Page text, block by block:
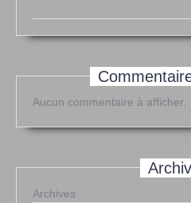
Aucun commentaire à afficher.
Archives